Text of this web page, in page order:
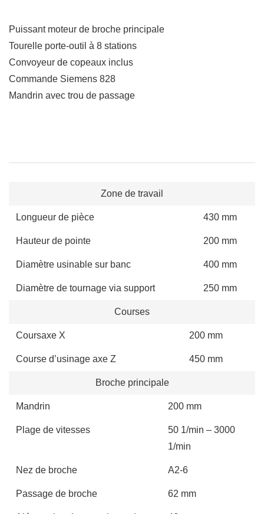
Puissant moteur de broche principale
Tourelle porte-outil à 8 stations
Convoyeur de copeaux inclus
Commande Siemens 828
Mandrin avec trou de passage
Zone de travail
Longueur de pièce 430 mm
Hauteur de pointe 200 mm
Diamètre usinable sur banc 400 mm
Diamètre de tournage via support 250 mm
Courses
Coursaxe X 200 mm
Course d’usinage axe Z 450 mm
Broche principale
Mandrin 200 mm
Plage de vitesses
50 1/min – 3000
1/min
Nez de broche A2-6
Passage de broche 62 mm